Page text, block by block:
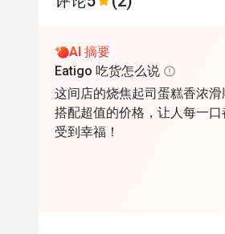
AI 摘要
Eatigo 吃货怎么说
这间店的烧焦起司蛋糕香浓滑
搭配超值的价格，让人每一口
受到幸福！